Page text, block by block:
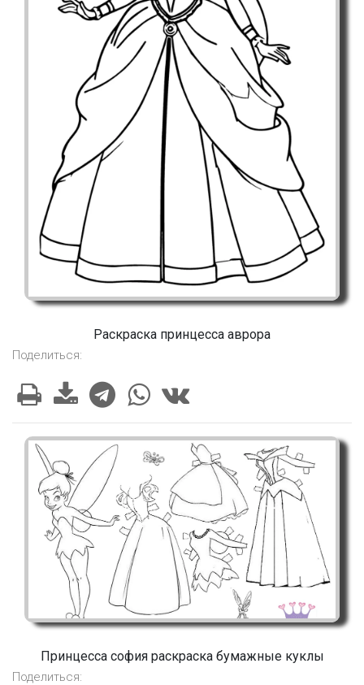
Раскраска принцесса аврора
Поделиться:
Принцесса софия раскраска бумажные куклы
Поделиться: